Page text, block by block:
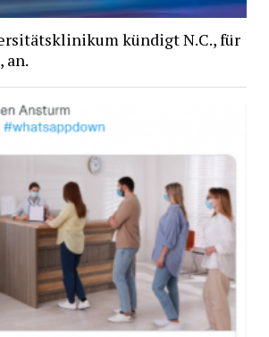
kündigt N.C., für
an.